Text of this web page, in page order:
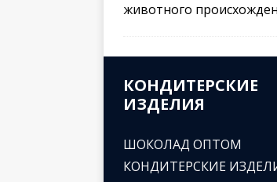
животного
КОНДИТЕРСКИЕ
ИЗДЕЛИЯ
ШОКОЛАД ОПТОМ
КОНДИТЕРСКИЕ